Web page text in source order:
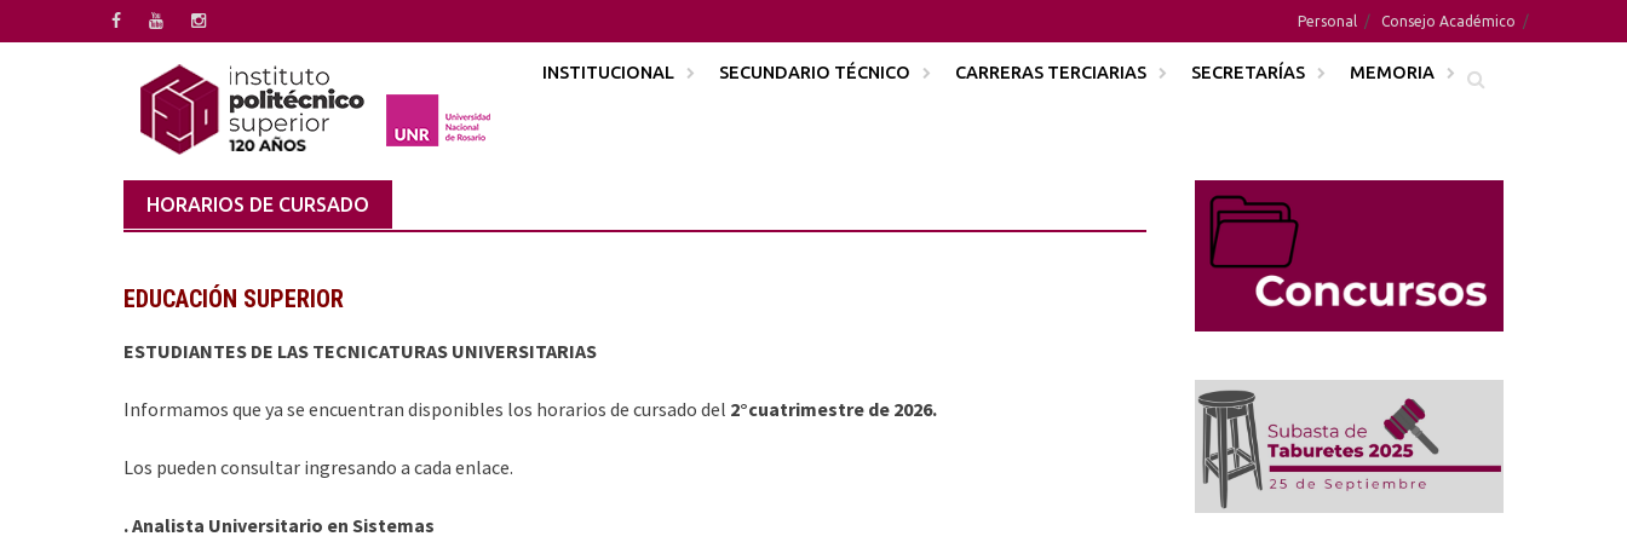
al
Personal Consejo Académico
INSTITUCIONAL SECUNDARIO TÉCNICO CARRERAS TERCIARIAS SECRETARÍAS MEMORIA
HORARIOS DE CURSADO
EDUCACIÓN SUPERIOR
ESTUDIANTES DE LAS TECNICATURAS UNIVERSITARIAS
Informamos que ya se encuentran disponibles los horarios de cursado del 2°cuatrimestre de 2026.
Los pueden consultar ingresando a cada enlace.
. Analista Universitario en Sistemas